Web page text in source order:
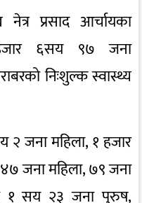
प्रसाद आर्चायका
६सय ९७ जना
निःशुल्क स्वास्थ्य
२ जना महिला, १ हजार
जना महिला, ७९ जना
१ सय २३ जना पुरुष,